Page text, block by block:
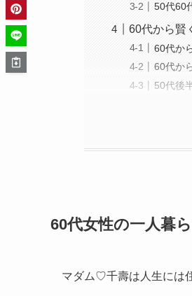
50代60
60代から賢
60代か
60代か
50代後
60代女性の一人暮
マダム♡千壽は人生には